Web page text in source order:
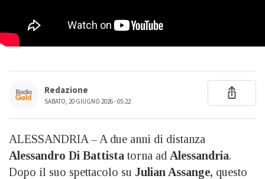
Redazione
SABATO, 20 GIUGNO 2026 - 05:22
ALESSANDRIA – A due anni di distanza
Alessandro Di Battista torna ad Alessandria.
Dopo il suo spettacolo su Julian Assange, questo